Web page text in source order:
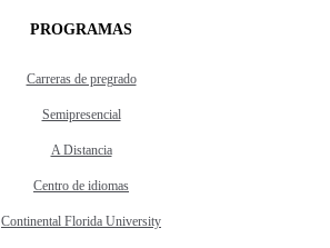
PROGRAMAS
Carreras de pregrado
Semipresencial
A Distancia
Centro de idiomas
Continental Florida University